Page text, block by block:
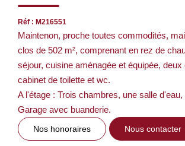
Réf : M216551
Maintenon, proche toutes commodités,
clos de 502 m², comprenant en rez de
séjour, cuisine aménagée et équipée,
cabinet de toilette et wc.
A l'étage : Trois chambres, une salle d'eau,
Garage avec buanderie.
Nos honoraires Nous contacter